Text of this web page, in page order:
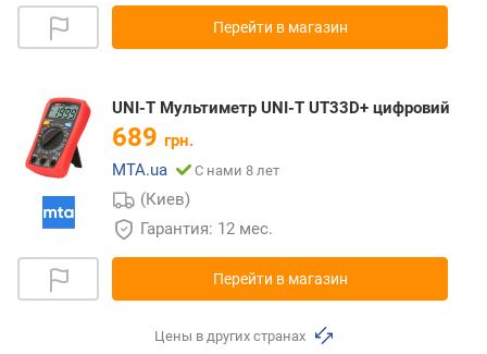
Перейти в магазин
UNI-T Мультиметр UNI-T UT33D+ цифровий
689 грн.
MTA.ua
С нами 8 лет
(Киев)
Гарантия: 12 мес.
Перейти в магазин
Цены в других странах